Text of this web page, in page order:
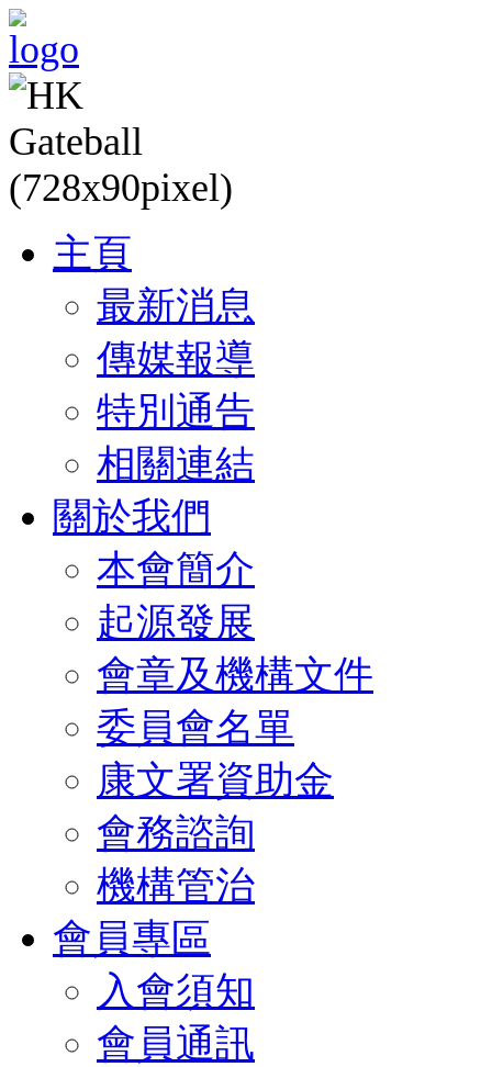
主頁
最新消息
傳媒報導
特別通告
相關連結
關於我們
本會簡介
起源發展
會章及機構文件
委員會名單
康文署資助金
會務諮詢
機構管治
會員專區
入會須知
會員通訊